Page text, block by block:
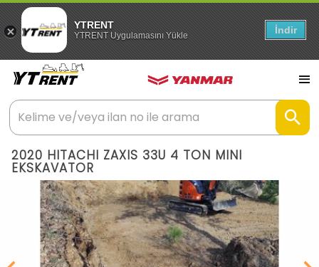
YTRENT
YTRENT Uygulamasını Yükle İndir
2020 HITACHI ZAXIS 33U 4 TON MINI
EKSKAVATOR